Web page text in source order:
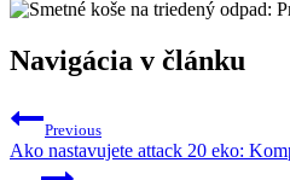
Navigácia v článku
Previous
Ako nastavujete attack 20 eko: